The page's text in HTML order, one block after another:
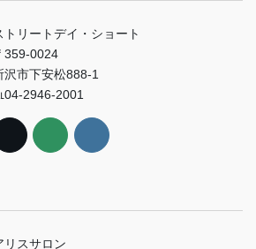
トリートデイ・ショート
359-0024
沢市下安松888-1
2946-2001
リスサロン